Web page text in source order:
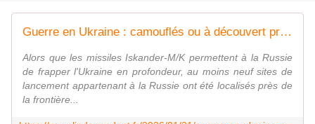
Guerre en Ukraine : camouflés ou à découvert près de la frontière ukrainienne, où se situent les principaux sites de lancement des missiles Iskander M-K de la Russie
Alors que les missiles Iskander-M/K permettent à la Russie
de frapper l'Ukraine en profondeur, au moins neuf sites de
lancement appartenant à la Russie ont été localisés près de
la frontière...